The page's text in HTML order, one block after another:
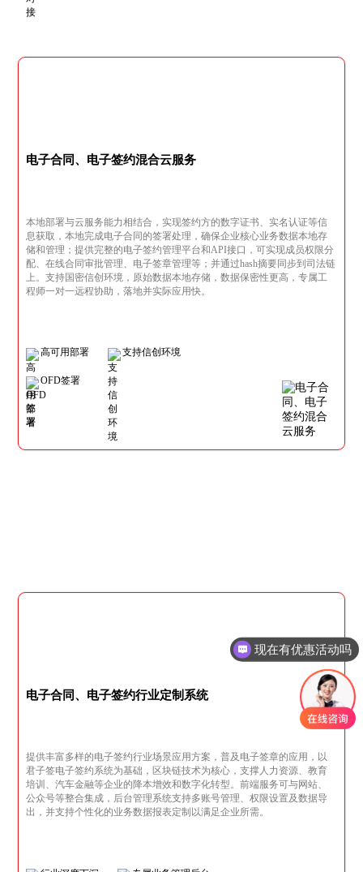
电子合同、电子签约混合云服务
本地部署与云服务能力相结合，实现签约方的数字证书、实名认证等信
息获取，本地完成电子合同的签署处理，确保企业核心业务数据本地存
储和管理；提供完整的电子签约管理平台和API接口，可实现成员权限分
配、在线合同审批管理、电子签章管理等；并通过hash摘要同步到司法链
上。支持国密信创环境，原始数据本地存储，数据保密性更高，专属工
程师一对一远程协助，落地并实际应用快。
高可用部署 支持信创环境
OFD签署
电子合同、电子签约行业定制系统
提供丰富多样的电子签约行业场景应用方案，普及电子签章的应用，以
君子签电子签约系统为基础，区块链技术为核心，支撑人力资源、教育
培训、汽车金融等企业的降本增效和数字化转型。前端服务可与网站、
公众号等整合集成，后台管理系统支持多账号管理、权限设置及数据导
出，并支持个性化的业务数据报表定制以满足企业所需。
现在有优惠活动吗